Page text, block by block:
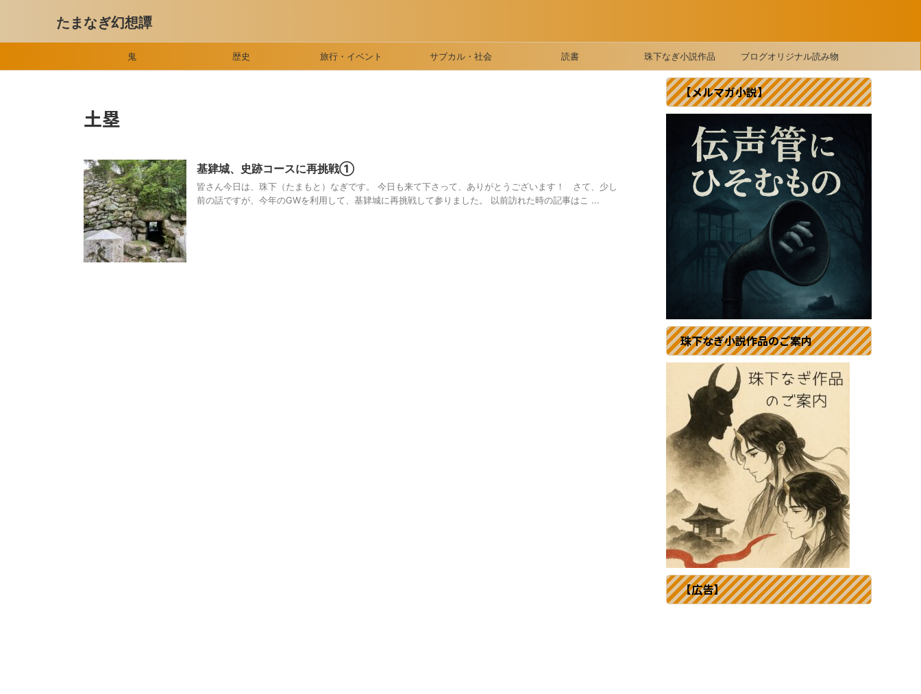
たまなぎ幻想譚
鬼 歴史 旅行・イベント サブカル・社会 読書 珠下なぎ小説作品 ブログオリジナル読み物
土塁
基肄城、史跡コースに再挑戦①
皆さん今日は、珠下（たまもと）なぎです。 今日も来て下さって、ありがとうございます！ さて、少し
前の話ですが、今年のGWを利用して、基肄城に再挑戦して参りました。 以前訪れた時の記事はこ ...
【メルマガ小説】
珠下なぎ小説作品のご案内
【広告】